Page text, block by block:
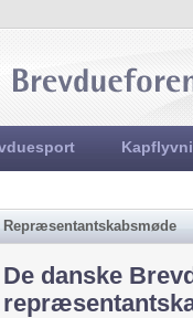
Repræsentantskabsmøde
De danske